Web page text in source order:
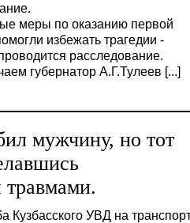
меры по оказанию первой
избежать трагедии -
расследование.
губернатор А.Г.Тулеев [...]
мужчину, но тот
травмами.
Кузбасского УВД на